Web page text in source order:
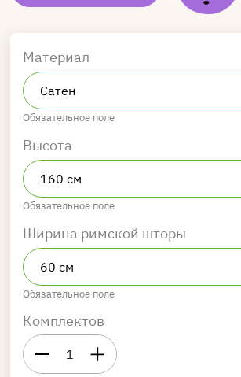
Материал
Обязательное поле
Высота
Обязательное поле
Ширина римской шторы
Обязательное поле
Комплектов
1